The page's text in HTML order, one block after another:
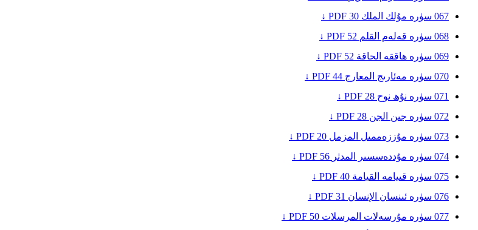
067 سۈرە مۇلك الملك 30
PDF ↓
068 سۈرە قەلەم القلم 52
PDF ↓
069 سۈرە ھاققە الحاقة 52
PDF ↓
070 سۈرە مەئارىج المعارج 44
PDF ↓
071 سۈرە نۇھ نوح 28
PDF ↓
072 سۈرە جىن الجن 28
PDF ↓
073 سۈرە مۇززەممىل المزمل 20
PDF ↓
074 سۈرە مۇددەسسىر المدثر 56
PDF ↓
075 سۈرە قىيامە القيامة 40
PDF ↓
076 سۈرە ئىنسان الإنسان 31
PDF ↓
077 سۈرە مۇرسەلات المرسلات 50
PDF ↓